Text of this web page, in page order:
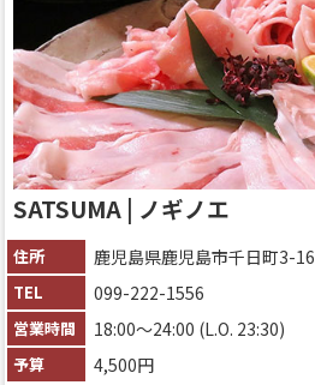
SATSUMA | ノギノエ
住所 鹿児島県鹿児島市千日町3-16
TEL 099-222-1556
営業時間 18:00～24:00 (L.O. 23:30)
予算
4,500円